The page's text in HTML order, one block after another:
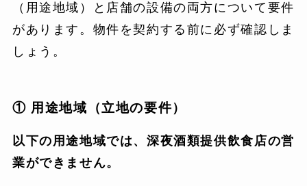
（用途地域）と店舗の設備の両方について要件
があります。物件を契約する前に必ず確認しま
しょう。
① 用途地域（立地の要件）
以下の用途地域では、深夜酒類提供飲食店の営
業ができません。